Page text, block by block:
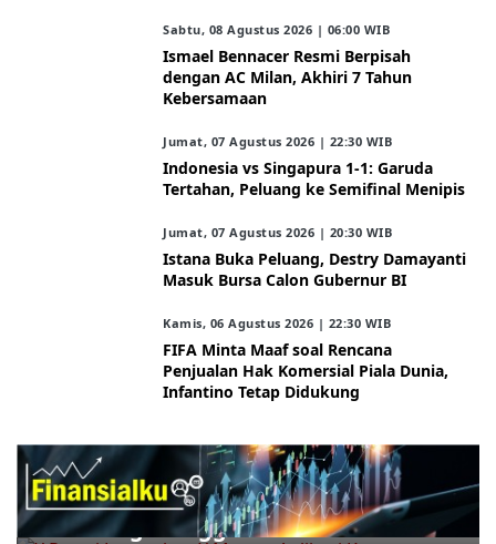
Sabtu, 08 Agustus 2026 | 06:00 WIB
Ismael Bennacer Resmi Berpisah
dengan AC Milan, Akhiri 7 Tahun
Kebersamaan
Jumat, 07 Agustus 2026 | 22:30 WIB
Indonesia vs Singapura 1-1: Garuda
Tertahan, Peluang ke Semifinal Menipis
Jumat, 07 Agustus 2026 | 20:30 WIB
Istana Buka Peluang, Destry Damayanti
Masuk Bursa Calon Gubernur BI
Kamis, 06 Agustus 2026 | 22:30 WIB
FIFA Minta Maaf soal Rencana
Penjualan Hak Komersial Piala Dunia,
Infantino Tetap Didukung
X Resmi Luncurkan X Money, Aplikasi
Keuangan Digital dengan Kartu Visa
dan Bunga hingga 6 Persen